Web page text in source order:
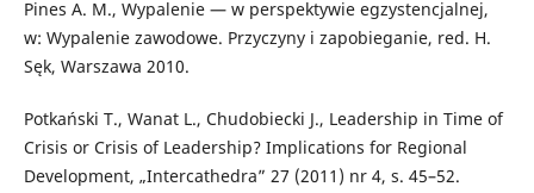
Pines A. M., Wypalenie — w perspektywie egzystencjalnej,
w: Wypalenie zawodowe. Przyczyny i zapobieganie, red. H.
Sęk, Warszawa 2010.
Potkański T., Wanat L., Chudobiecki J., Leadership in Time of
Crisis or Crisis of Leadership? Implications for Regional
Development, „Intercathedra” 27 (2011) nr 4, s. 45–52.